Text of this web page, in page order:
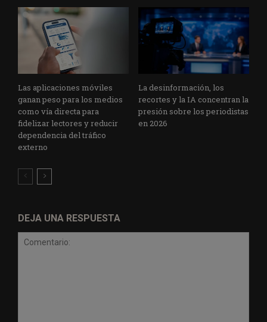
Las aplicaciones móviles
ganan peso para los medios
como vía directa para
fidelizar lectores y reducir
dependencia del tráfico
externo
La desinformación, los
recortes y la IA concentran la
presión sobre los periodistas
en 2026
DEJA UNA RESPUESTA